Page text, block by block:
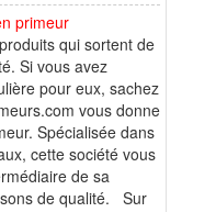
primeur
qui sortent de
Si vous avez
pour eux, sachez
vous donne
Spécialisée dans
cette société vous
de sa
de qualité. Sur